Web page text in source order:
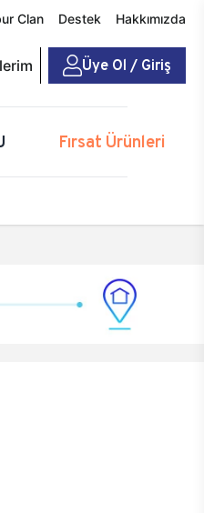
Clan Destek Hakkımızda
Üye Ol / Giriş
Fırsat Ürünleri